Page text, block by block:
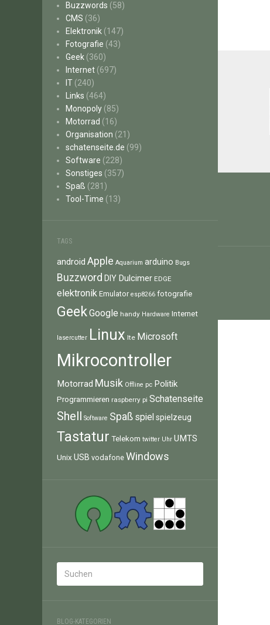
Buzzwords (58)
CMS (36)
Elektronik (147)
Fotografie (43)
Geek (360)
Internet (697)
IT (240)
Links (464)
Monopoly (85)
Motorrad (16)
Organisation (21)
schatenseite.de (99)
Software (228)
Sonstiges (357)
Spaß (281)
Tool-Time (13)
TAGS
android Apple Aquarium arduino Bugs
Buzzword DIY Dulcimer EDGE
elektronik Emulator esp8266 fotografie
GeekGoogle handy Hardware Internet
lasercutter Linux lte Microsoft
Mikrocontroller
Motorrad Musik Offline pc Politik
Programmieren raspberry pi Schatenseite
Shell Software Spaß spiel spielzeug
Tastatur Telekom twitter Uhr UMTS
Unix USB vodafone Windows
BLOG-KATEGORIEN